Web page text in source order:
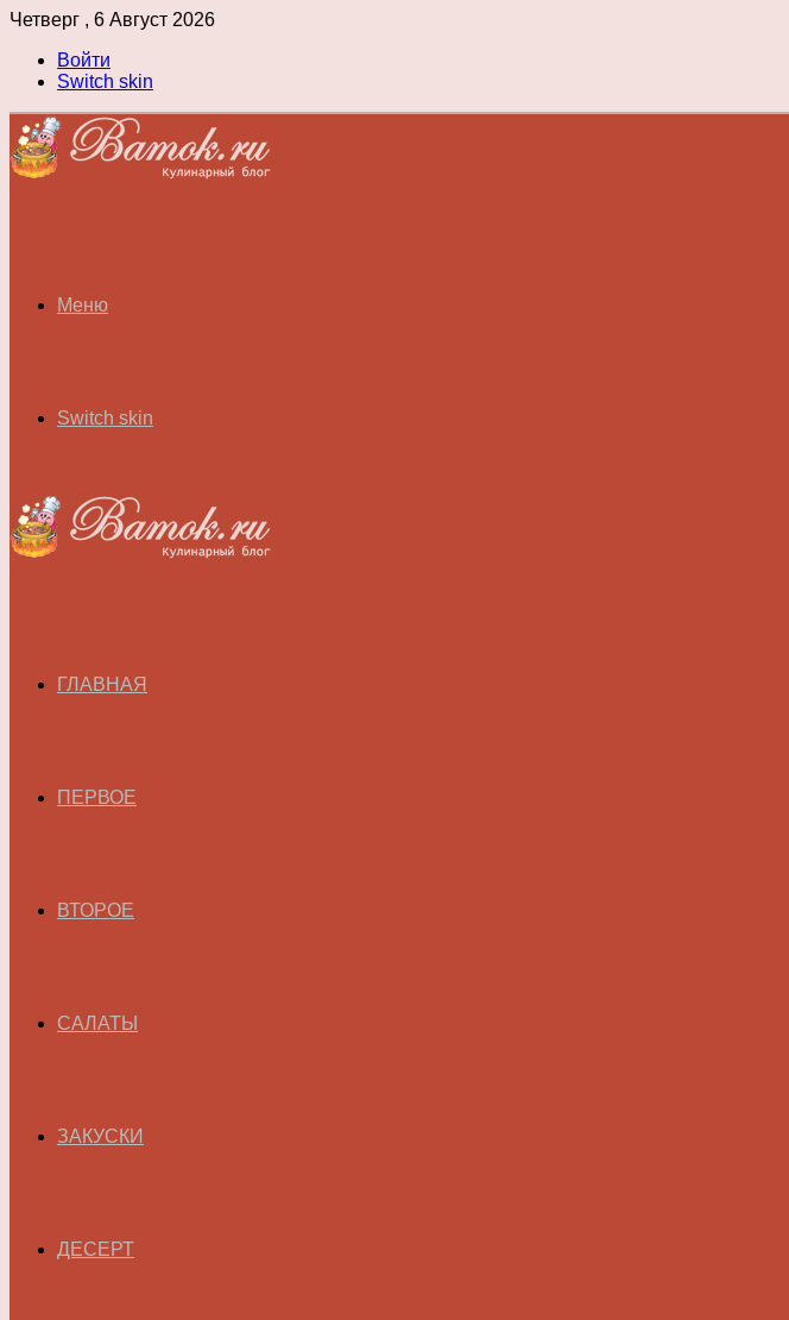
Четверг , 6 Август 2026
Войти
Switch skin
Меню
Switch skin
ГЛАВНАЯ
ПЕРВОЕ
ВТОРОЕ
САЛАТЫ
ЗАКУСКИ
ДЕСЕРТ